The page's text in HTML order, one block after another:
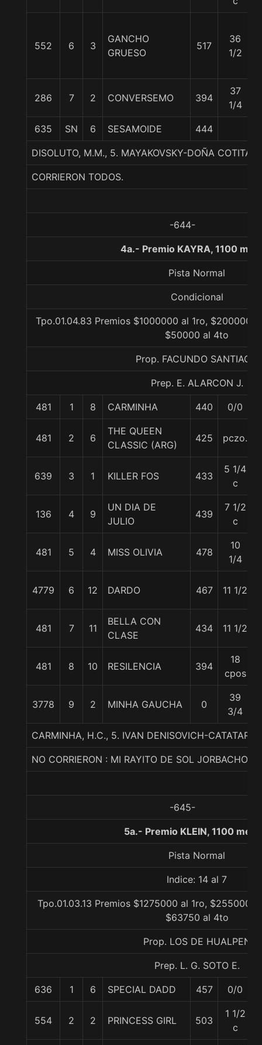
552 6 3
GANCHO
GRUESO
517
36
1/2
286 7 2 CONVERSEMO 394
37
1/4
635 SN 6 SESAMOIDE 444
DISOLUTO, M.M., 5. MAYAKOVSKY-DOÑA COTITA-
CORRIERON TODOS.
-644-
4a.- Premio KAYRA, 1100
Pista Normal
Condicional
Tpo.01.04.83 Premios $1000000 al 1ro, $200000
$50000 al 4to
Prop. FACUNDO SANTIAGO
Prep. E. ALARCON J.
481 1 8 CARMINHA 440 0/0
481 2 6
THE QUEEN
CLASSIC (ARG)
425 pczo.
639 3 1 KILLER FOS 433
5 1/4
c
136 4 9
UN DIA DE
JULIO
439
7 1/2
c
481 5 4 MISS OLIVIA 478
10
1/4
4779 6 12 DARDO 467 11 1/2
481 7 11
BELLA CON
CLASE
434 11 1/2
481 8 10 RESILENCIA 394
18
cpos
3778 9 2 MINHA GAUCHA 0
39
3/4
CARMINHA, H.C., 5. IVAN DENISOVICH-
NO CORRIERON : MI RAYITO DE SOL JORBACHO
-645-
5a.- Premio KLEIN, 1100
Pista Normal
Indice: 14 al 7
Tpo.01.03.13 Premios $1275000 al 1ro, $255000
$63750 al 4to
Prop. LOS DE HUALPEN
Prep. L. G. SOTO E.
636 1 6 SPECIAL DADD 457 0/0
554 2 2 PRINCESS GIRL 503
1 1/2
c